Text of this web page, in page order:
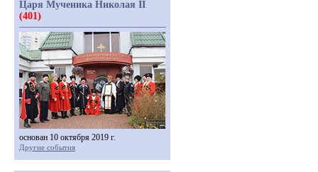
Царя Мученика Николая II
(401)
основан 10 октября 2019 г.
Другие события